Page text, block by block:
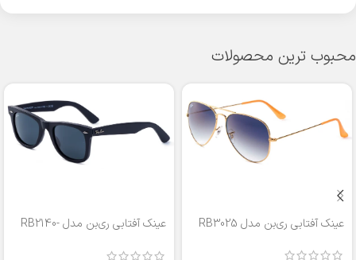
محبوب ترین محصولات
عینک آفتابی ری‌بن مدل RB3025
عینک آفتابی ری‌بن مدل RB2140-